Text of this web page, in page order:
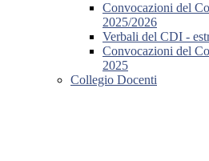
Convocazioni del
2025/2026
Verbali del CDI -
Convocazioni del
2025
Collegio Docenti